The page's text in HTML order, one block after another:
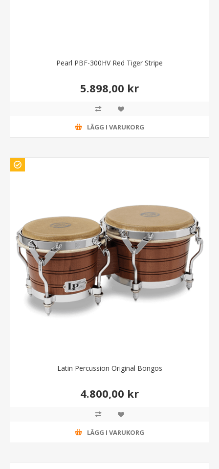
Pearl PBF-300HV Red Tiger Stripe
5.898,00 kr
LÄGG I VARUKORG
Latin Percussion Original Bongos
4.800,00 kr
LÄGG I VARUKORG